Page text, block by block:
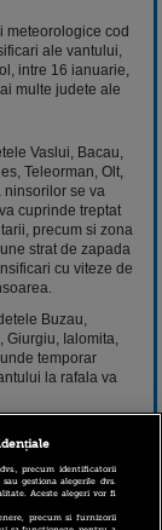
meteorologice cod
ale vantului,
intre 16 ianuarie,
multe judete ale
Vaslui, Bacau,
Teleorman, Olt,
ninsorilor se va
cuprinde treptat
precum si zona
strat de zapada
cu viteze de
Buzau,
Ialomita,
temporar
la rafala va
va avea
ore ale zilei
precum identificatorii
gestiona alegerile dvs.
Aceste alegeri vor fi
precum si furnizorii